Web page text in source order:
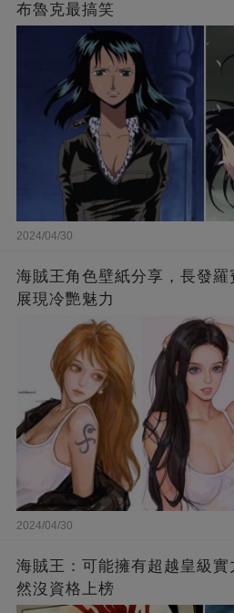
布魯克最搞笑
2024/04/30
海賊王角色壁紙分享，長發
展現冷艷魅力
2024/04/30
海賊王：可能擁有超越皇級實
然沒資格上榜